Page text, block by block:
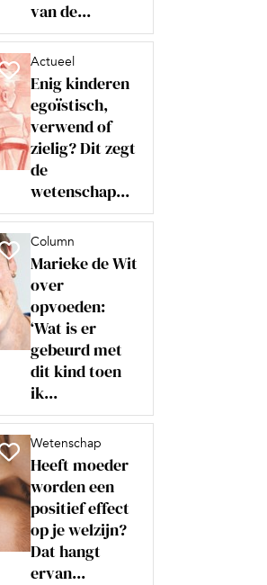
van de...
Actueel
Enig kinderen
egoïstisch,
verwend of
zielig? Dit zegt
de
wetenschap...
Column
Marieke de Wit
over
opvoeden:
‘Wat is er
gebeurd met
dit kind toen
ik...
Wetenschap
Heeft moeder
worden een
positief effect
op je welzijn?
Dat hangt
ervan...